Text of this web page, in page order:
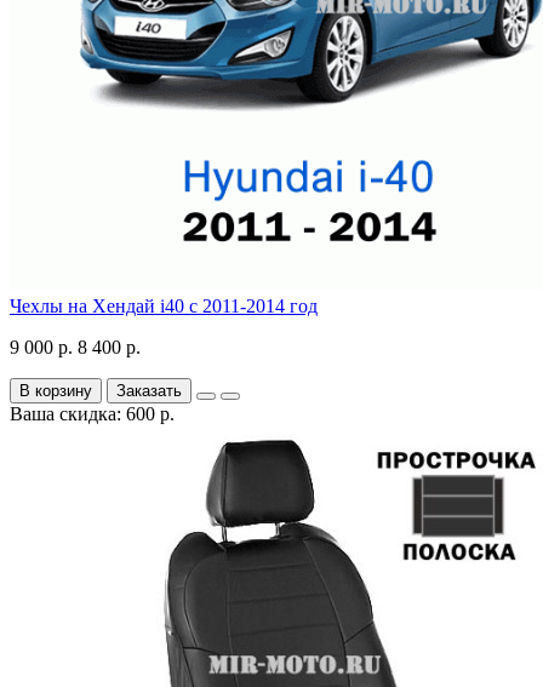
Чехлы на Хендай i40 с 2011-2014 год
9 000 р. 8 400 р.
В корзину Заказать
Ваша скидка: 600 р.